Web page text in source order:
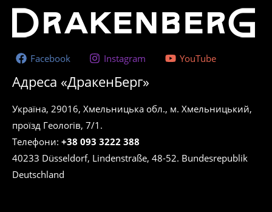
Facebook Instagram YouTube
Адреса «ДракенБерг»
Україна, 29016, Хмельницька обл., м. Хмельницький,
проїзд Геологів, 7/1.
Телефони: +38 093 3222 388
40233 Düsseldorf, Lindenstraße, 48-52. Bundesrepublik
Deutschland